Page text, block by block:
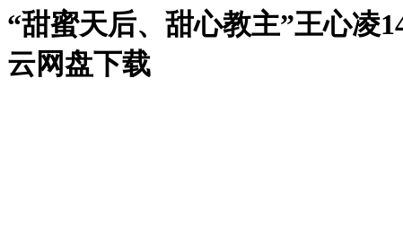
“甜蜜天后、甜心教主”王心凌
云网盘下载